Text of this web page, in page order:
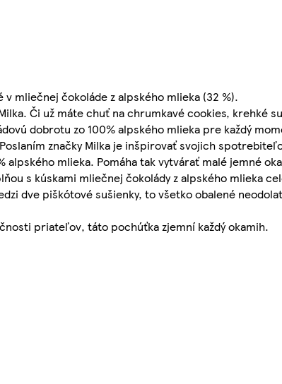
mliečnej čokoláde z alpského mlieka (32 %).
Či už máte chuť na chrumkavé cookies, krehké
dobrotu zo 100% alpského mlieka pre každý
značky Milka je inšpirovať svojich
mlieka. Pomáha tak vytvárať malé jemné
s kúskami mliečnej čokolády z alpského mlieka
dve piškótové sušienky, to všetko obalené
priateľov, táto pochúťka zjemní každý okamih.